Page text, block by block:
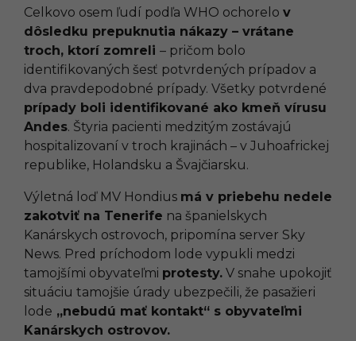
Celkovo osem ľudí podľa WHO ochorelo v
dôsledku prepuknutia nákazy – vrátane
troch, ktorí zomreli – pričom bolo
identifikovaných šesť potvrdených prípadov a
dva pravdepodobné prípady. Všetky potvrdené
prípady boli identifikované ako kmeň vírusu
Andes. Štyria pacienti medzitým zostávajú
hospitalizovaní v troch krajinách – v Juhoafrickej
republike, Holandsku a Švajčiarsku.
Výletná loď MV Hondius má v priebehu nedele
zakotviť na Tenerife na španielskych
Kanárskych ostrovoch, pripomína server Sky
News. Pred príchodom lode vypukli medzi
tamojšími obyvateľmi protesty. V snahe upokojiť
situáciu tamojšie úrady ubezpečili, že pasažieri
lode „nebudú mať kontakt“ s obyvateľmi
Kanárskych ostrovov.